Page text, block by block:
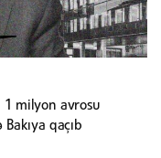
1 milyon avrosu
qaçıb